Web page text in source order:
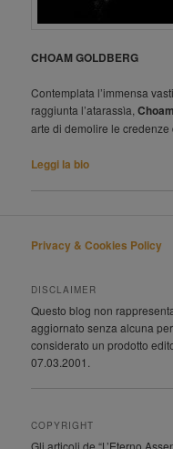
CHOAM GOLDBERG
Contemplata l’immensa
raggiunta l’atarassìa,
arte di demolire le
Leggi la bio
Privacy & Cookies Policy
DISCLAIMER
Questo blog non
aggiornato senza alcuna
considerato un prodotto
07.03.2001.
COPYRIGHT
Gli articoli de “L’Eterno